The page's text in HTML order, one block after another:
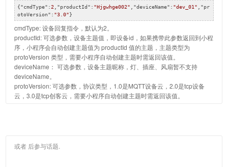
{"cmdType" :2 "productId" : "Hjgwhge002" "deviceName" : "dev_01"
"pr
otoVersion" : "3.0"}
cmdType: 设备回复指令，默认为2。
productId: 可选参数，设备主题值，即设备id，如果携带此参数返回到小程
序，小程序会自动创建主题值为 productId 值的主题，主题类型为
protoVersion 类型，需要小程序自动创建主题时需返回该值。
deviceName： 可选参数，设备主题昵称，灯、插座、风扇暂不支持
deviceName。
protoVersion: 可选参数，协议类型，1.0是MQTT设备云，2.0是tcp设备
云，3.0是tcp创客云，需要小程序自动创建主题时需返回该值。
或者 后参与话题.